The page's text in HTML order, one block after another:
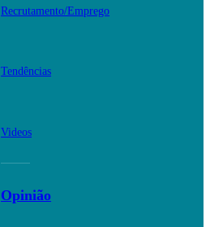
Recrutamento/Emprego
Tendências
Videos
Opinião